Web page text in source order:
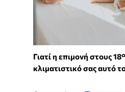
Γιατί η επιμονή στους
κλιματιστικό σας αυτό